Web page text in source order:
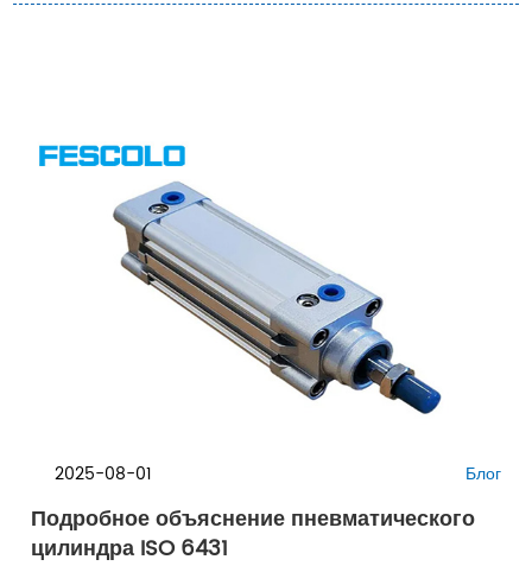
2025-08-01 Блог
Подробное объяснение пневматического
цилиндра ISO 6431